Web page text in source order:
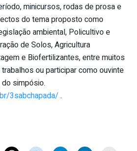
minicursos, rodas de prosa e
do tema proposto como
ambiental, Policultivo e
de Solos, Agricultura
e Biofertilizantes, entre muitos
ou participar como ouvinte
simpósio.
3sabchapada/ .